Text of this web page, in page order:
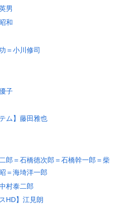
男
和
＝小川修司
子
ム】藤田雅也
郎＝石橋徳次郎＝石橋幹一郎＝柴
＝海埼洋一郎
村泰二郎
HD】江見朗